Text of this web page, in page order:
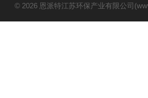
© 2026 恩派特江苏环保产业有限公司